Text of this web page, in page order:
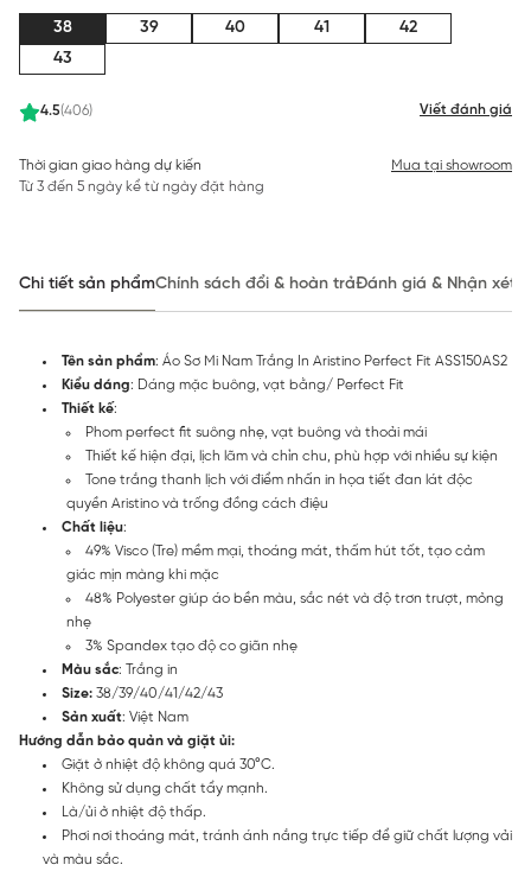
4.5(406) Viết đánh giá
38 39 40 41
42
43
Thời gian giao hàng dự kiến
Từ 3 đến 5 ngày kể từ ngày đặt hàng
Mua tại showroom
Chi tiết sản phẩmChính sách đổi & hoàn trảĐánh giá & Nhận xét
Tên sản phẩm: Áo Sơ Mi Nam Trắng In Aristino Perfect Fit ASS150AS2
Kiểu dáng: Dáng mặc buông, vạt bằng/ Perfect Fit
Thiết kế:
Phom perfect fit suông nhẹ, vạt buông và thoải mái
Thiết kế hiện đại, lịch lãm và chỉn chu, phù hợp với nhiều sự kiện
Tone trắng thanh lịch với điểm nhấn in họa tiết đan lát độc
quyền Aristino và trống đồng cách điệu
Chất liệu:
49% Visco (Tre) mềm mại, thoáng mát, thấm hút tốt, tạo cảm
giác mịn màng khi mặc
48% Polyester giúp áo bền màu, sắc nét và độ trơn trượt, mỏng
nhẹ
3% Spandex tạo độ co giãn nhẹ
Màu sắc: Trắng in
Size: 38/39/40/41/42/43
Sản xuất: Việt Nam
Hướng dẫn bảo quản và giặt ủi:
Giặt ở nhiệt độ không quá 30°C.
Không sử dụng chất tẩy mạnh.
Là/ủi ở nhiệt độ thấp.
Phơi nơi thoáng mát, tránh ánh nắng trực tiếp để giữ chất lượng vải
và màu sắc.